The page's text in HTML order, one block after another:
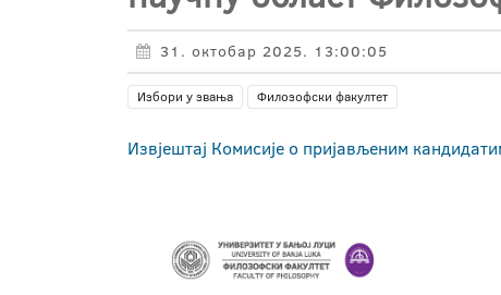
31. октобар 2025. 13:00:05
Избори у звања Филозофски факултет
Извјештај Комисије о пријављеним